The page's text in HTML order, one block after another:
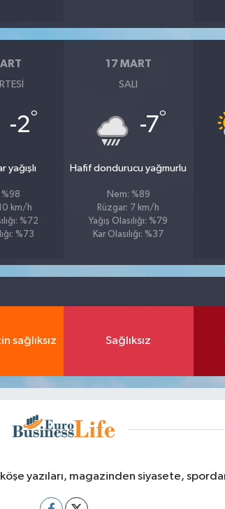
-2°
yağışlı
%98
km/h
%72
%73
17 MART
SALI
-7°
Hafif dondurucu yağmurlu
Nem: %89
Rüzgar: 7 km/h
Yağış Olasılığı: %79
Kar Olasılığı: %37
sağlıksız Sağlıksız
yazıları, magazinden siyasete,